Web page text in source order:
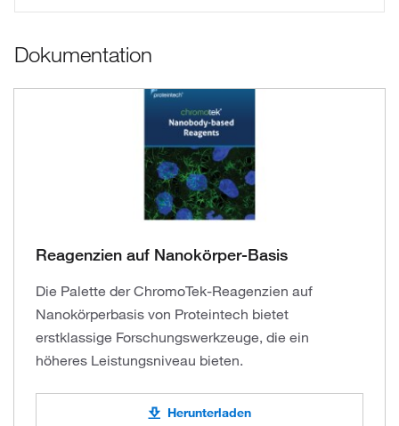
Dokumentation
Reagenzien auf Nanokörper-Basis
Die Palette der ChromoTek-Reagenzien auf
Nanokörperbasis von Proteintech bietet
erstklassige Forschungswerkzeuge, die ein
höheres Leistungsniveau bieten.
Herunterladen